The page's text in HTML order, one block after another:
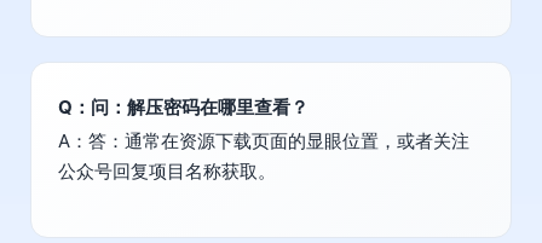
Q：问：解压密码在哪里查看？
A：答：通常在资源下载页面的显眼位置，或者关注
公众号回复项目名称获取。